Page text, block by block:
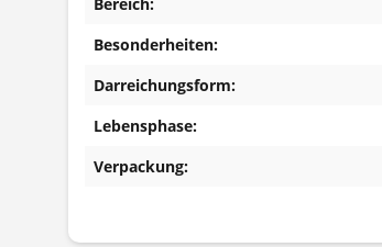
Besonderheiten:
Darreichungsform:
Lebensphase:
Verpackung: